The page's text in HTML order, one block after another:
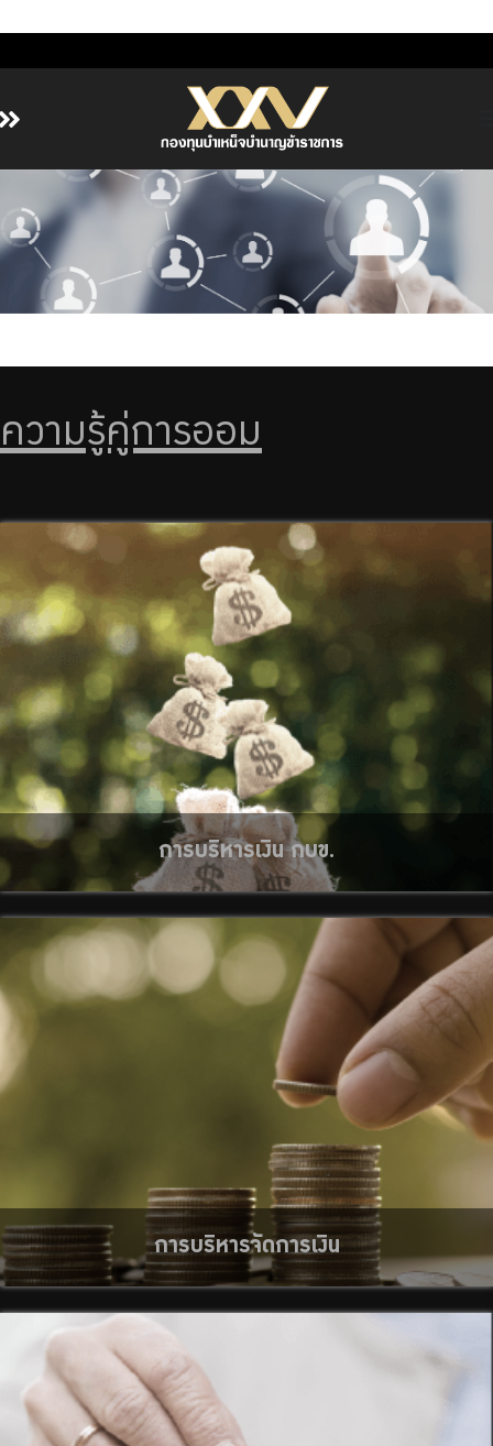
หน้าหลัก
เกี่ยวกับ กบข.
บริการสมาชิก
ลงทุน
รายงานผลการดำเนินงาน
บริการเจ้าหน้าที่ส่วนราชการ
ร่วมงานกับเรา
ติดต่อเรา
ไทย Eng
ความรู้คู่การออม
การบริหารเงิน กบข.
การบริหารจัดการเงิน